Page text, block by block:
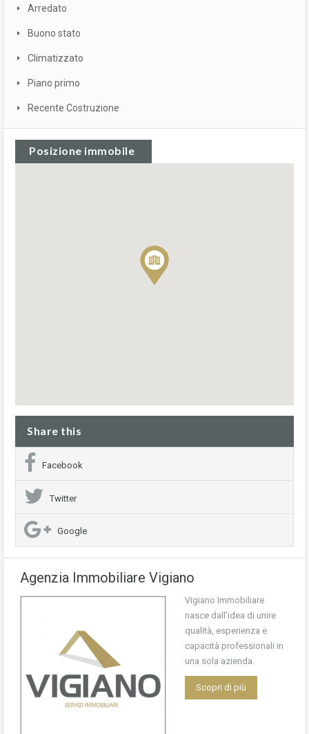
Arredato
Buono stato
Climatizzato
Piano primo
Recente Costruzione
Posizione immobile
Share this
Facebook
Twitter
Google
Agenzia Immobiliare Vigiano
Vigiano Immobiliare
nasce dall’idea di unire
qualità, esperienza e
capacità professionali in
una sola azienda.
Scopri di più